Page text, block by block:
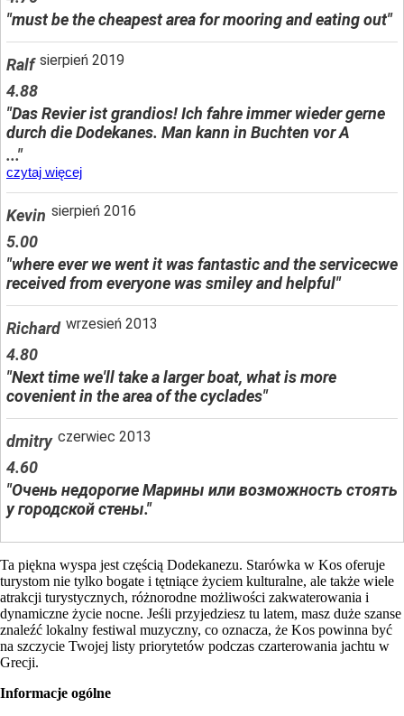
"must be the cheapest area for mooring and eating out"
Ralf sierpień 2019
4.88
"Das Revier ist grandios! Ich fahre immer wieder gerne
durch die Dodekanes. Man kann in Buchten vor A
..."
czytaj więcej
Kevin sierpień 2016
5.00
"where ever we went it was fantastic and the servicecwe
received from everyone was smiley and helpful"
Richard wrzesień 2013
4.80
"Next time we'll take a larger boat, what is more
covenient in the area of the cyclades"
dmitry czerwiec 2013
4.60
"Очень недорогие Марины или возможность стоять
у городской стены."
Ta piękna wyspa jest częścią Dodekanezu. Starówka w Kos oferuje
turystom nie tylko bogate i tętniące życiem kulturalne, ale także wiele
atrakcji turystycznych, różnorodne możliwości zakwaterowania i
dynamiczne życie nocne. Jeśli przyjedziesz tu latem, masz duże szanse
znaleźć lokalny festiwal muzyczny, co oznacza, że Kos powinna być
na szczycie Twojej listy priorytetów podczas czarterowania jachtu w
Grecji.
Informacje ogólne